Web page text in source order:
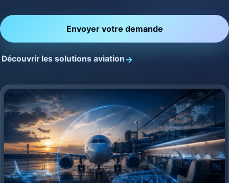
Envoyer votre demande
Découvrir les solutions aviation